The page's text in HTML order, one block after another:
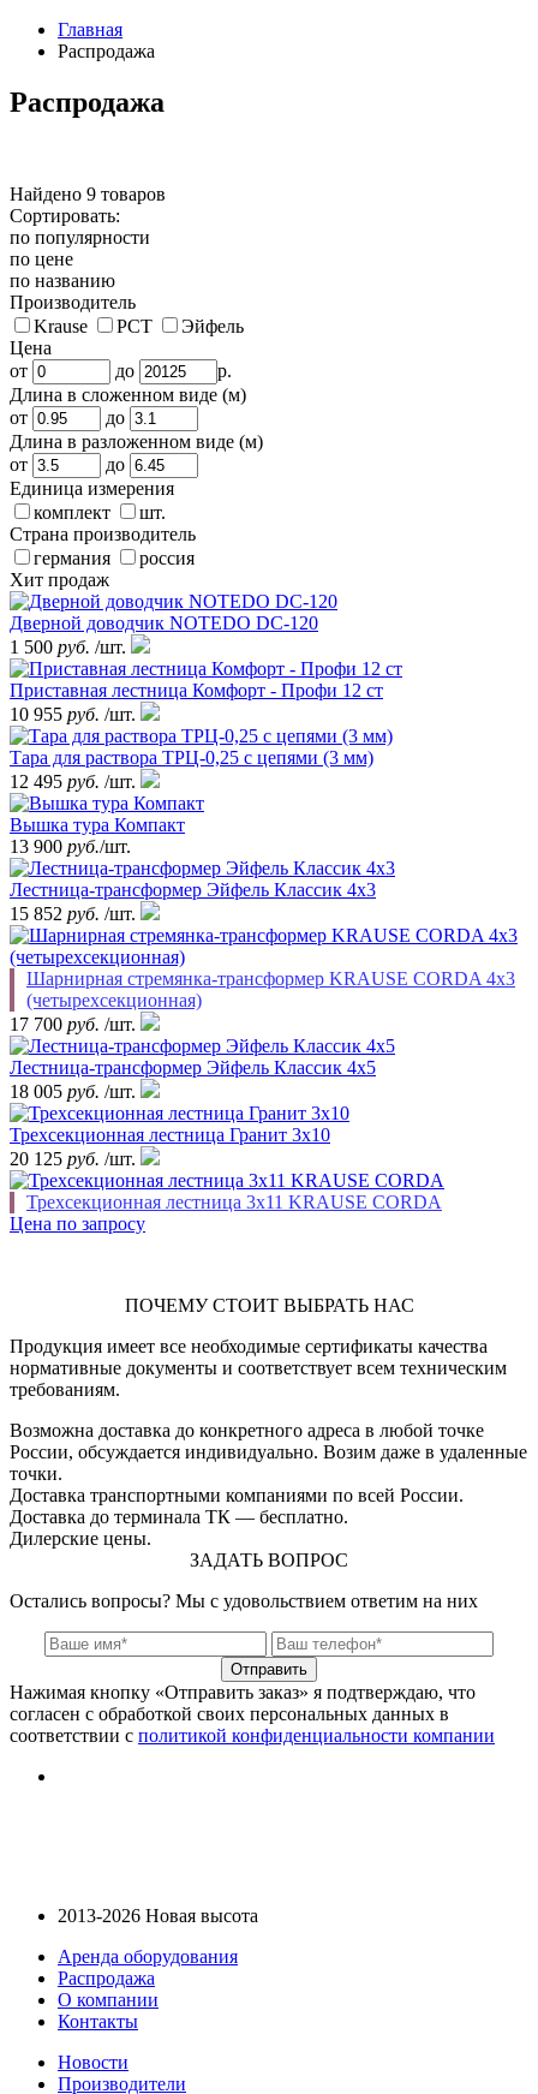
Главная
Распродажа
Распродажа
Найдено 9 товаров
Сортировать:
по популярности
по цене
по названию
Производитель
Krause
РСТ
Эйфель
Цена
от
до
р.
Длина в сложенном виде (м)
от
до
Длина в разложенном виде (м)
от
до
Единица измерения
комплект
шт.
Страна производитель
германия
россия
Хит продаж
Дверной доводчик NOTEDO DC-120
1 500 руб. /шт.
Приставная лестница Комфорт - Профи 12 ст
10 955 руб. /шт.
Тара для раствора ТРЦ-0,25 с цепями (3 мм)
12 495 руб. /шт.
Вышка тура Компакт
13 900 руб./шт.
Лестница-трансформер Эйфель Классик 4х3
15 852 руб. /шт.
Шарнирная стремянка-трансформер KRAUSE CORDA 4х3
(четырехсекционная)
17 700 руб. /шт.
Лестница-трансформер Эйфель Классик 4x5
18 005 руб. /шт.
Трехсекционная лестница Гранит 3х10
20 125 руб. /шт.
Трехсекционная лестница 3х11 KRAUSE CORDA
Цена по запросу
ПОЧЕМУ СТОИТ ВЫБРАТЬ НАС
Продукция имеет все необходимые сертификаты качества
нормативные документы и соответствует всем техническим
требованиям.
Возможна доставка до конкретного адреса в любой точке
России, обсуждается индивидуально. Возим даже в удаленные
точки.
Доставка транспортными компаниями по всей России.
Доставка до терминала ТК — бесплатно.
Дилерские цены.
ЗАДАТЬ ВОПРОС
Остались вопросы? Мы с удовольствием ответим на них
Отправить
Нажимая кнопку «Отправить заказ» я подтверждаю, что
согласен с обработкой своих персональных данных в
соответствии с политикой конфиденциальности компании
2013-2026 Новая высота
Аренда оборудования
Распродажа
О компании
Контакты
Новости
Производители